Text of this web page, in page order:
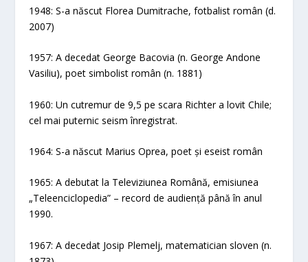
1948: S-a născut Florea Dumitrache, fotbalist român (d.
2007)
1957: A decedat George Bacovia (n. George Andone
Vasiliu), poet simbolist român (n. 1881)
1960: Un cutremur de 9,5 pe scara Richter a lovit Chile;
cel mai puternic seism înregistrat.
1964: S-a născut Marius Oprea, poet și eseist român
1965: A debutat la Televiziunea Română, emisiunea
„Teleenciclopedia” – record de audiență până în anul
1990.
1967: A decedat Josip Plemelj, matematician sloven (n.